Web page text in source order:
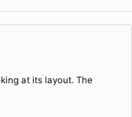
at its layout. The